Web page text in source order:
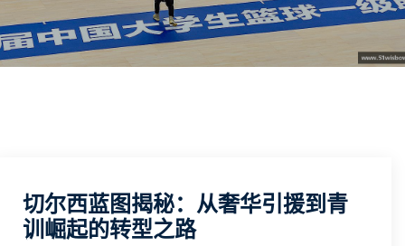
切尔西蓝图揭秘：从奢华引援到青
训崛起的转型之路